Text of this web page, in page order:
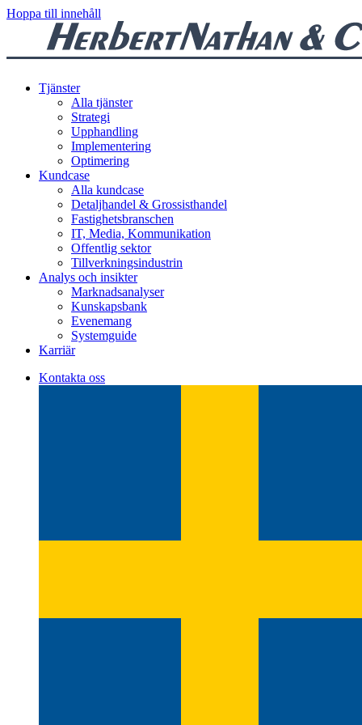
Hoppa till innehåll
Tjänster
Alla tjänster
Strategi
Upphandling
Implementering
Optimering
Kundcase
Alla kundcase
Detaljhandel & Grossisthandel
Fastighetsbranschen
IT, Media, Kommunikation
Offentlig sektor
Tillverkningsindustrin
Analys och insikter
Marknadsanalyser
Kunskapsbank
Evenemang
Systemguide
Karriär
Kontakta oss